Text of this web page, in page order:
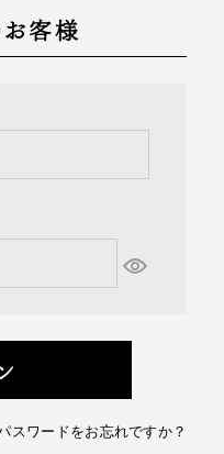
客様
スワードをお忘れですか？